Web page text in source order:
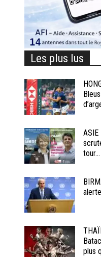
Les plus lus
ASIE
tour...
plus